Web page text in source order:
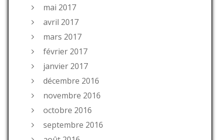
mai 2017
avril 2017
mars 2017
février 2017
janvier 2017
décembre 2016
novembre 2016
octobre 2016
septembre 2016